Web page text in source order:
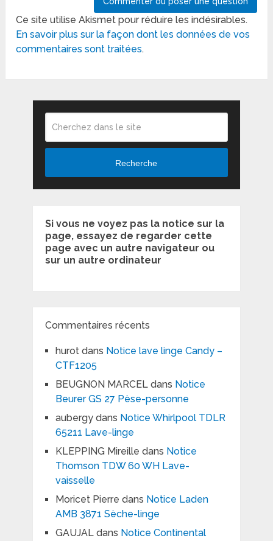
Ce site utilise Akismet pour réduire les indésirables.
En savoir plus sur la façon dont les données de vos
commentaires sont traitées.
Recherche
Si vous ne voyez pas la notice sur la
page, essayez de regarder cette
page avec un autre navigateur ou
sur un autre ordinateur
Commentaires récents
hurotdans Notice lave linge Candy –
CTF1205
BEUGNON MARCELdans Notice
Beurer GS 27 Pèse-personne
aubergydans Notice Whirlpool TDLR
65211 Lave-linge
KLEPPING Mireille dans Notice
Thomson TDW 60 WH Lave-
vaisselle
Moricet Pierre dans Notice Laden
AMB 3871 Sèche-linge
GAUJALdans Notice Continental